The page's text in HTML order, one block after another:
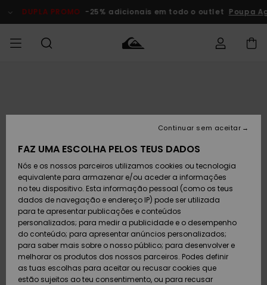
do
DUPLA PROMO -25% adicionais em todo o outlet Poupa
Calçado e
chinelos
Surfe/água
Snow
MENINO
Calçado e
chinelos
Surfe/água
Neve
MULHER
chegados
Highlights
Snow
SURF
Crianças
Highlights
Community
SNOW
Artigos
Criança
Snow Shop
Feminino
Highlights
DUPLA
PROMO
Criança
Outlet
Mulher
Devoluções
Pagamento
Cartão
presente
Quiksilver
Freedom
FAZ UMA ESCOLHA PELOS TEUS DADOS
Nós e os nossos parceiros utilizamos cookies ou tecnologia
equivalente para armazenar e/ou aceder a informações
no teu dispositivo. Esta informação pessoal (como os teus
dados de navegação e endereço IP) pode ser utilizada
para te apresentar publicações e conteúdos
personalizados; para medir a publicidade e o desempenho
do conteúdo; para apresentar anúncios personalizados;
para saber mais sobre o nosso público; para desenvolver e
melhorar os produtos dos nossos parceiros. Podes definir
as tuas escolhas para aceitar ou recusar cookies que
estão sujeitos ao teu consentimento, ou para recusar
Continuar sem aceitar